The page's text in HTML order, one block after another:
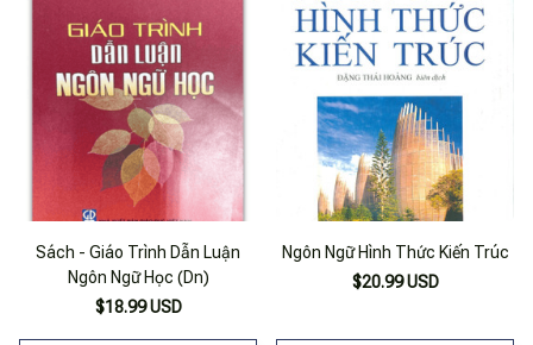
Sách - Giáo Trình Dẫn Luận
Ngôn Ngữ Học (Dn)
$18.99 USD
Ngôn Ngữ Hình Thức Kiến Trúc
$20.99 USD